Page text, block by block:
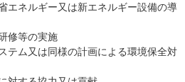
エネルギー又は新エネルギー設備の導
修等の実施
テム又は同様の計画による環境保全対